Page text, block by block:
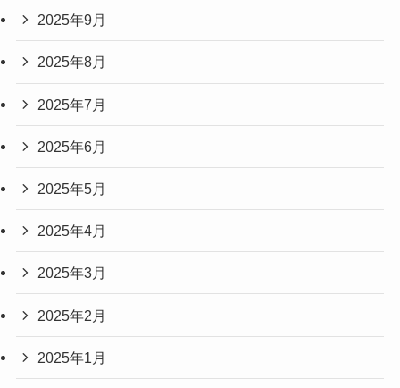
2025年9月
2025年8月
2025年7月
2025年6月
2025年5月
2025年4月
2025年3月
2025年2月
2025年1月